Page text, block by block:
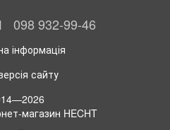
098 932-99-46
інформація
сайту
магазин HECHT